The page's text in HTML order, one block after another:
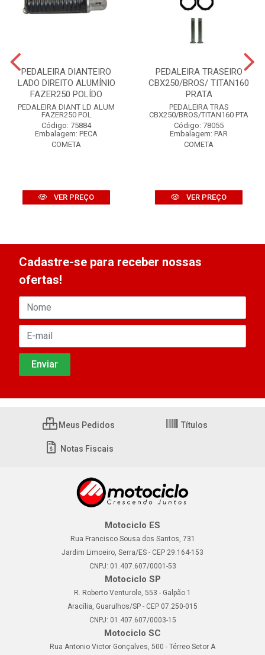
PEDALEIRA DIANTEIRO
LADO DIREITO ALUMÍNIO
FAZER250 POLÍDO
PEDALEIRA DIANT LD ALUM
FAZER250 POL
Código: 75884
Embalagem: PECA
COMETA
VER PREÇO
PEDALEIRA TRASEIRO
CBX250/BROS/ TITAN160
PRATA
PEDALEIRA TRAS
CBX250/BROS/TITAN160 PTA
Código: 78055
Embalagem: PAR
COMETA
VER PREÇO
Cadastre-se para receber nossas
ofertas!
Meus Pedidos Títulos
Notas Fiscais
Motociclo ES
Rua Francisco Sousa dos Santos, 731
Jardim Limoeiro, Serra/ES - CEP 29.164-153
CNPJ: 01.407.607/0001-53
Motociclo SP
R. Roberto Venturole, 553 - Galpão 1
Aracília, Guarulhos/SP - CEP 07.250-015
CNPJ: 01.407.607/0003-15
Motociclo SC
Rua Antonio Victor Gonçalves, 500 - Térreo Setor A